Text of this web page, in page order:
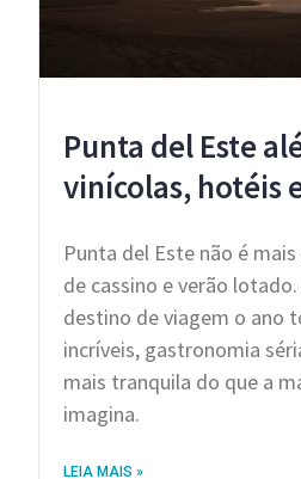
Punta del Este
vinícolas, hotéis
Punta del Este não é
de cassino e verão
destino de viagem o ano
incríveis, gastronomia
mais tranquila do que a
imagina.
LEIA MAIS »